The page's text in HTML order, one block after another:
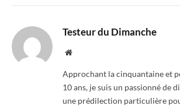
Testeur du Dimanche
Website
Approchant la cinquantaine et
10 ans, je suis un passionné de
une prédilection particulière